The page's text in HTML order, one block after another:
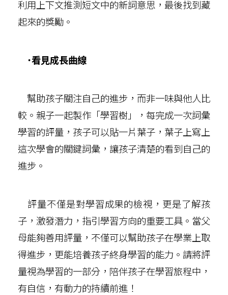
利用上下文推測短文中的新詞意思，最後找到藏
起來的獎勵。
˙看見成長曲線
幫助孩子關注自己的進步，而非一味與他人比
較。親子一起製作「學習樹」，每完成一次詞彙
學習的評量，孩子可以貼一片葉子，葉子上寫上
這次學會的關鍵詞彙，讓孩子清楚的看到自己的
進步。
評量不僅是對學習成果的檢視，更是了解孩
子，激發潛力，指引學習方向的重要工具。當父
母能夠善用評量，不僅可以幫助孩子在學業上取
得進步，更能培養孩子終身學習的能力。請將評
量視為學習的一部分，陪伴孩子在學習旅程中，
有自信，有動力的持續前進！